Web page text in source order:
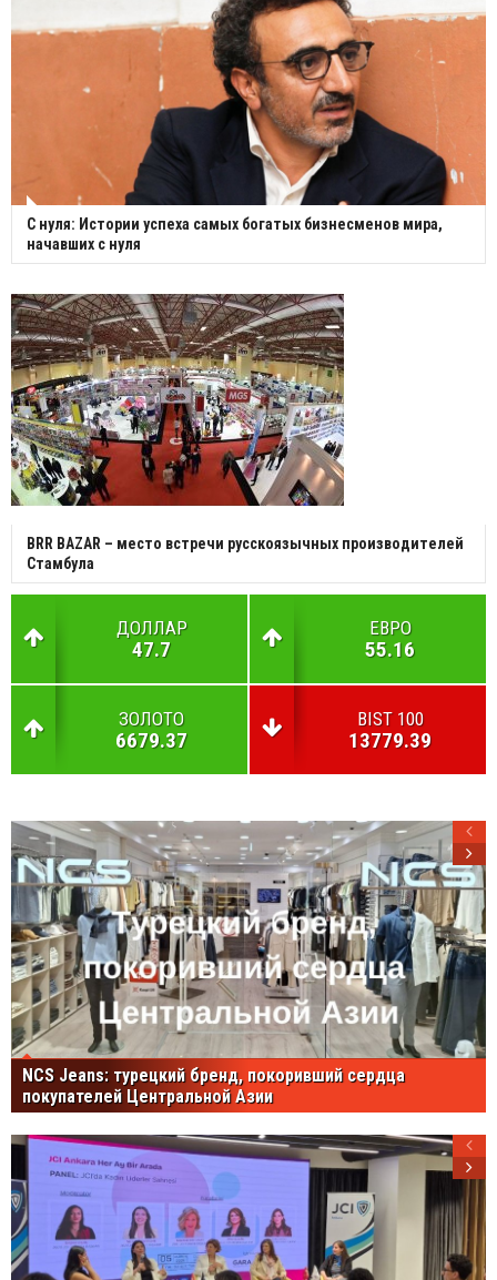
С нуля: Истории успеха самых богатых бизнесменов мира,
начавших с нуля
BRR BAZAR – место встречи русскоязычных производителей
Стамбула
ДОЛЛАР
47.7
ЕВРО
55.16
ЗОЛОТО
6679.37
BIST 100
13779.39
NCS Jeans: турецкий бренд, покоривший сердца
покупателей Центральной Азии